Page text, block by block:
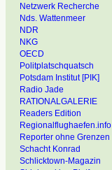
Netzwerk Recherche
Nds. Wattenmeer
NDR
NKG
OECD
Politplatschquatsch
Potsdam Institut [PIK]
Radio Jade
RATIONALGALERIE
Readers Edition
Regionalflughaefen.info
Reporter ohne Grenzen
Schacht Konrad
Schlicktown-Magazin